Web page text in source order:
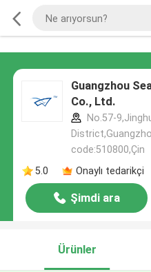
Guangzhou
Co., Ltd.
No.57-
code:510800,Çin
5.0
Onaylı tedarikçi
Şimdi ara
Ürünler